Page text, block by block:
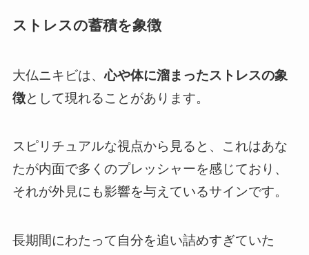
ストレスの蓄積を象徴
大仏ニキビは、心や体に溜まったストレスの象
徴として現れることがあります。
スピリチュアルな視点から見ると、これはあな
たが内面で多くのプレッシャーを感じており、
それが外見にも影響を与えているサインです。
長期間にわたって自分を追い詰めすぎていた